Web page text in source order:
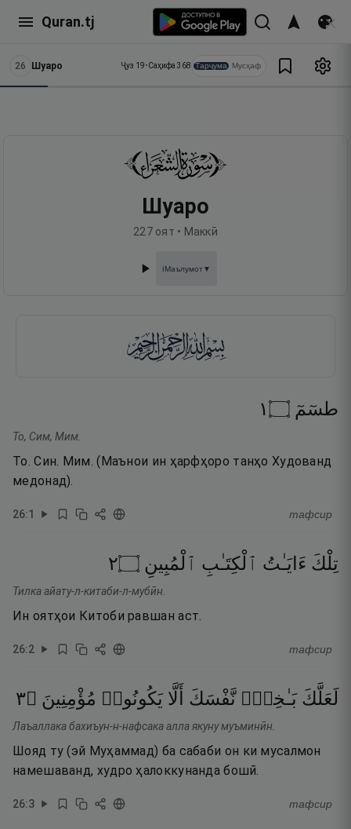
Quran.tj
26 Шуаро Ҷуз 19•Саҳифа 368 Тарҷума Мусҳаф
Шуаро
227оят • Маккӣ
ℹ️Маълумот▼
طسٓمٓ ۝١
То, Сим, Мим.
То. Син. Мим. (Маънои ин ҳарфҳоро танҳо Худованд
медонад).
26:1 тафсир
تِلْكَ ءَايَـٰتُ ٱلْكِتَـٰبِ ٱلْمُبِينِ ۝٢
Тилка айату-л-китаби-л-мубӣн.
Ин оятҳои Китоби равшан аст.
26:2 тафсир
لَعَلَّكَ بَـٰخِعٌۭ نَّفْسَكَ أَلَّا يَكُونُوا۟ مُؤْمِنِينَ ۝٣
Лаъаллака бахиъун-н-нафсака алла якуну муъминӣн.
Шояд ту (эй Муҳаммад) ба сабаби он ки мусалмон
намешаванд, худро ҳалоккунанда бошӣ.
26:3 тафсир